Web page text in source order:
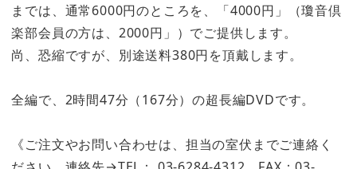
までは、通常6000円のところを、「4000円」（瓊音倶
楽部会員の方は、2000円」）でご提供します。
尚、恐縮ですが、別途送料380円を頂戴します。
全編で、2時間47分（167分）の超長編DVDです。
《ご注文やお問い合わせは、担当の室伏までご連絡く